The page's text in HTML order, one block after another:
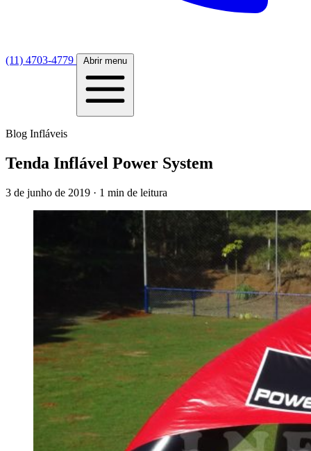
(11) 4703-4779 Abrir menu
Blog Infláveis
Tenda Inflável Power System
3 de junho de 2019 · 1 min de leitura